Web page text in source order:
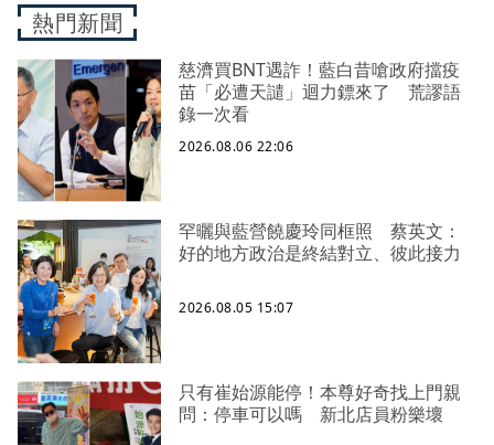
熱門新聞
慈濟買BNT遇詐！藍白昔嗆政府擋疫
苗「必遭天譴」迴力鏢來了 荒謬語
錄一次看
2026.08.06 22:06
罕曬與藍營饒慶玲同框照 蔡英文：
好的地方政治是終結對立、彼此接力
2026.08.05 15:07
只有崔始源能停！本尊好奇找上門親
問：停車可以嗎 新北店員粉樂壞